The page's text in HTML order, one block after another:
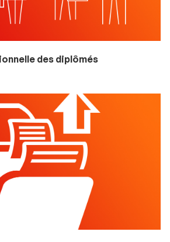
des diplômés